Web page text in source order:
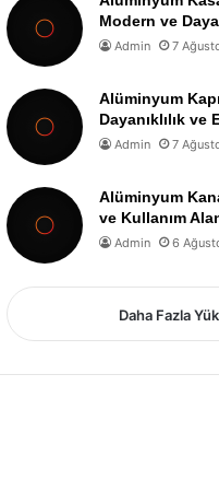
Modern ve
Admin 7
Alüminyum
Dayanıklılık
Admin 7
Alüminyum
ve Kullanım
Admin 6
Daha Fazla